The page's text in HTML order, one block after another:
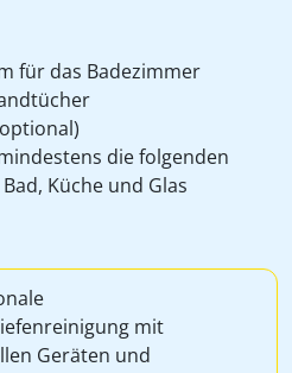
für das Badezimmer
die folgenden
Küche und Glas
mit
Geräten und